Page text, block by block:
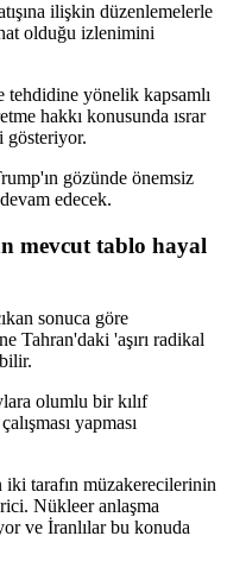
ilişkin düzenlemelerle
olduğu izlenimini
tehdidine yönelik kapsamlı
hakkı konusunda ısrar
gösteriyor.
gözünde önemsiz
edecek.
mevcut tablo hayal
sonuca göre
Tahran'daki 'aşırı radikal
olumlu bir kılıf
yapması
iki tarafın müzakerecilerinin
Nükleer anlaşma
ve İranlılar bu konuda